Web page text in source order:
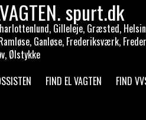
spurt.dk
Gilleleje, Græsted,
Ganløse, Frederiksværk,
Ølstykke
FIND EL VAGTEN FIND